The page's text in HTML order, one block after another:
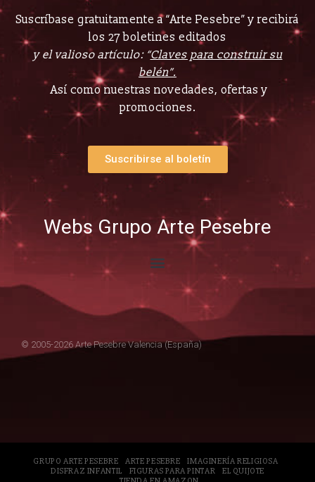
Suscríbase gratuitamente a “Arte Pesebre” y recibirá
los 27 boletines editados
y el valioso artículo: “Claves para construir su
belén”.
Así como nuestras novedades, ofertas y
promociones.
Suscribirse al boletín
Webs Grupo Arte Pesebre
© 2005-2026 Arte Pesebre Valencia (España)
GRUPO ARTE PESEBRE ARTE PESEBRE
IMAGINERÍA RELIGIOSA
DISFRAZ INFANTIL
FIGURAS PARA PINTAR
EL QUIJOTE